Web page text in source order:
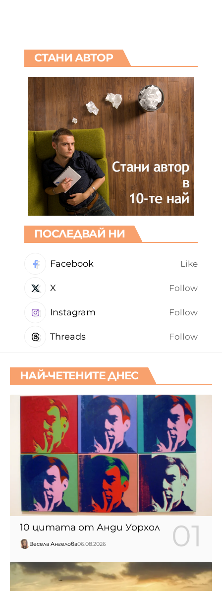
СТАНИ АВТОР
ПОСЛЕДВАЙ НИ
Facebook Like
X Follow
Instagram Follow
Threads Follow
НАЙ-ЧЕТЕНИТЕ ДНЕС
10 цитата от Анди Уорхол
Весела Ангелова06.08.2026